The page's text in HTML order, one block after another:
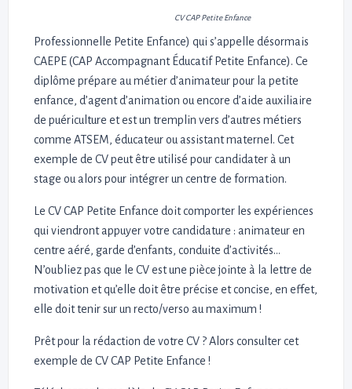
CV CAP Petite Enfance
Professionnelle Petite Enfance) qui s’appelle désormais
CAEPE (CAP Accompagnant Éducatif Petite Enfance). Ce
diplôme prépare au métier d’animateur pour la petite
enfance, d’agent d’animation ou encore d’aide auxiliaire
de puériculture et est un tremplin vers d’autres métiers
comme ATSEM, éducateur ou assistant maternel. Cet
exemple de CV peut être utilisé pour candidater à un
stage ou alors pour intégrer un centre de formation.
Le CV CAP Petite Enfance doit comporter les expériences
qui viendront appuyer votre candidature : animateur en
centre aéré, garde d’enfants, conduite d’activités…
N’oubliez pas que le CV est une pièce jointe à la lettre de
motivation et qu’elle doit être précise et concise, en effet,
elle doit tenir sur un recto/verso au maximum !
Prêt pour la rédaction de votre CV ? Alors consulter cet
exemple de CV CAP Petite Enfance !